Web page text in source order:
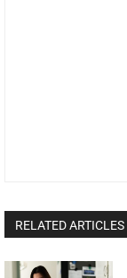
RELATED ARTICLES